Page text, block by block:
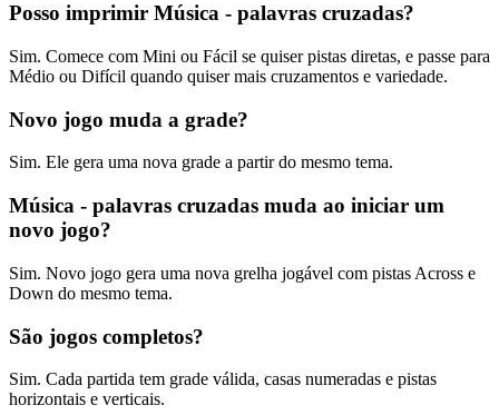
Posso imprimir Música - palavras cruzadas?
Sim. Comece com Mini ou Fácil se quiser pistas diretas, e passe para
Médio ou Difícil quando quiser mais cruzamentos e variedade.
Novo jogo muda a grade?
Sim. Ele gera uma nova grade a partir do mesmo tema.
Música - palavras cruzadas muda ao iniciar um
novo jogo?
Sim. Novo jogo gera uma nova grelha jogável com pistas Across e
Down do mesmo tema.
São jogos completos?
Sim. Cada partida tem grade válida, casas numeradas e pistas
horizontais e verticais.